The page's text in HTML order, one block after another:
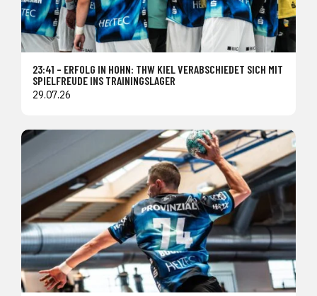
23:41 – ERFOLG IN HOHN: THW KIEL VERABSCHIEDET SICH MIT
SPIELFREUDE INS TRAININGSLAGER
29.07.26